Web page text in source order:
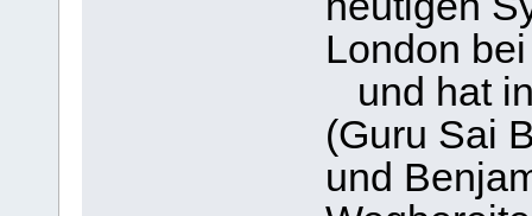
London
und hat
(Guru Sai
und